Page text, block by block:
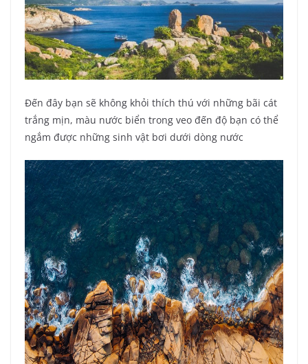
Đến đây bạn sẽ không khỏi thích thú với những bãi cát
trắng mịn, màu nước biển trong veo đến độ bạn có thể
ngắm được những sinh vật bơi dưới dòng nước